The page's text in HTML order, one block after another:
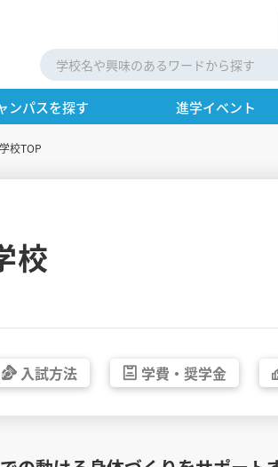
ンパスを探す 進学イベント
学校TOP
校
入試方法 学費・ 奨学金